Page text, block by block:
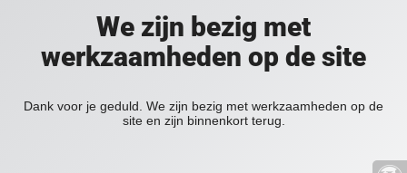
We zijn bezig met
werkzaamheden op de site
Dank voor je geduld. We zijn bezig met werkzaamheden op de
site en zijn binnenkort terug.